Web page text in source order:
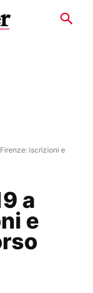
iscrizioni e
a
e